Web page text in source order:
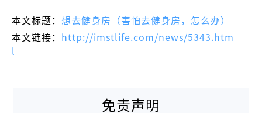
本文标题： 想去健身房（害怕去健身房，怎么办）
本文链接：
http://imstlife.com/news/5343.htm
免责声明